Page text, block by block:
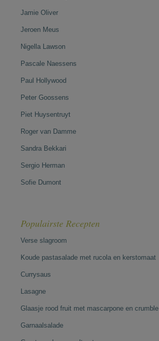
Jamie Oliver
Jeroen Meus
Nigella Lawson
Pascale Naessens
Paul Hollywood
Peter Goossens
Piet Huysentruyt
Roger van Damme
Sandra Bekkari
Sergio Herman
Sofie Dumont
Populairste Recepten
Verse slagroom
Koude pastasalade met rucola en kerstomaat
Currysaus
Lasagne
Glaasje rood fruit met mascarpone en crumble
Garnaalsalade